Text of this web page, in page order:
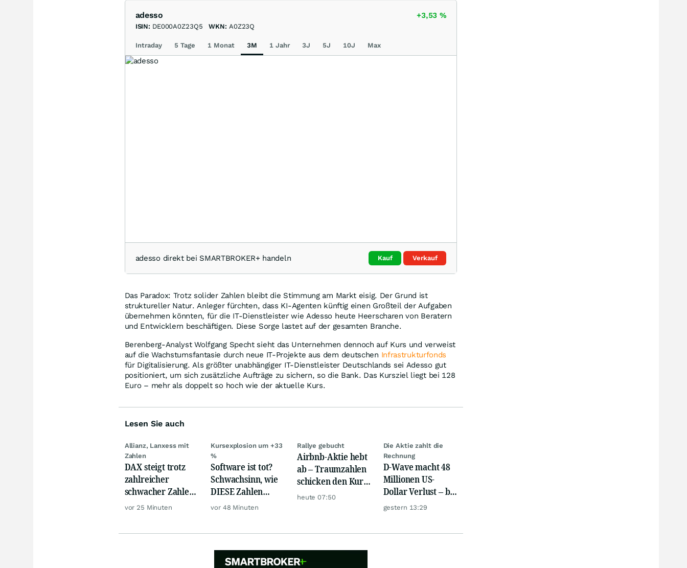
adesso +3,53 %
ISIN: DE000A0Z23Q5 WKN: A0Z23Q
Intraday 5 Tage 1 Monat 3M 1 Jahr 3J 5J 10J Max
adesso direkt bei SMARTBROKER+ handeln Kauf Verkauf
Das Paradox: Trotz solider Zahlen bleibt die Stimmung am Markt eisig. Der Grund ist
struktureller Natur. Anleger fürchten, dass KI-Agenten künftig einen Großteil der Aufgaben
übernehmen könnten, für die IT-Dienstleister wie Adesso heute Heerscharen von Beratern
und Entwicklern beschäftigen. Diese Sorge lastet auf der gesamten Branche.
Berenberg-Analyst Wolfgang Specht sieht das Unternehmen dennoch auf Kurs und verweist
auf die Wachstumsfantasie durch neue IT-Projekte aus dem deutschen Infrastrukturfonds
für Digitalisierung. Als größter unabhängiger IT-Dienstleister Deutschlands sei Adesso gut
positioniert, um sich zusätzliche Aufträge zu sichern, so die Bank. Das Kursziel liegt bei 128
Euro – mehr als doppelt so hoch wie der aktuelle Kurs.
Lesen Sie auch
Allianz, Lanxess mit
Zahlen
DAX steigt trotz
zahlreicher
schwacher Zahlen,
Gold und Öl teurer
vor 25 Minuten
Kursexplosion um +33
%
Software ist tot?
Schwachsinn, wie
DIESE Zahlen
zeigen!
vor 48 Minuten
Rallye gebucht
Airbnb-Aktie hebt
ab – Traumzahlen
schicken den Kurs
auf Reisen
heute 07:50
Die Aktie zahlt die
Rechnung
D-Wave macht 48
Millionen US-
Dollar Verlust – bei
nur 3,1 Millionen
gestern 13:29